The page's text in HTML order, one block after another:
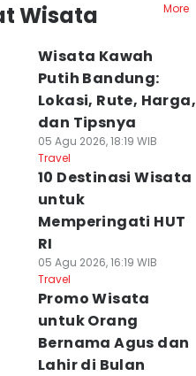
Wisata
More
Wisata Kawah
Putih Bandung:
Lokasi, Rute, Harga,
dan Tipsnya
05 Agu 2026, 18:19 WIB
Travel
10 Destinasi Wisata
untuk
Memperingati HUT
RI
05 Agu 2026, 16:19 WIB
Travel
Promo Wisata
untuk Orang
Bernama Agus dan
Lahir di Bulan